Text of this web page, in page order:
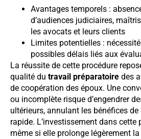
Avantages temporels :
d’audiences judiciaires,
les avocats et leurs clients
Limites potentielles :
possibles délais liés aux
La réussite de cette procédure
qualité du travail préparatoire des
de coopération des époux. Une
ou incomplète risque d’engendrer
ultérieurs, annulant les bénéfices
rapide. L’investissement dans cette
même si elle prolonge légèrement